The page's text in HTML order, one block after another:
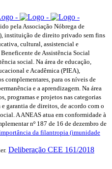
pela Associação Nóbrega de
instituição de direito privado sem fins
cultural, assistencial e
de Assistência Social
social. Na área de educação,
e Acadêmica (PIEA),
complementares, para os níveis de
e a aprendizagem. Na área
programas e projetos nas categorias
garantia de direitos, de acordo com o
A ANEAS atua em conformidade à
nº 187 de 16 de dezembro de
da filantropia (imunidade
Deliberação CEE 161/2018